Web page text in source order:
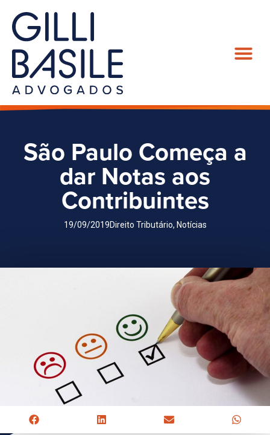
São Paulo Começa a
dar Notas aos
Contribuintes
19/09/2019Direito Tributário, Notícias